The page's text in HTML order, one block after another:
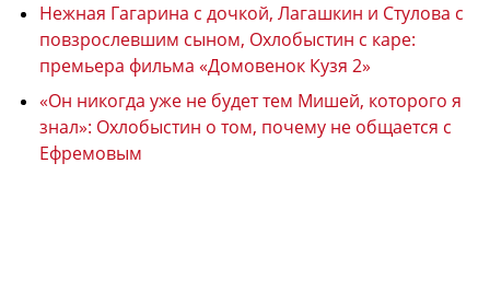
Нежная Гагарина с дочкой, Лагашкин и Стулова с
повзрослевшим сыном, Охлобыстин с каре:
премьера фильма «Домовенок Кузя 2»
«Он никогда уже не будет тем Мишей, которого я
знал»: Охлобыстин о том, почему не общается с
Ефремовым